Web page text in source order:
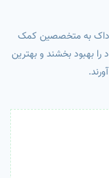
به متخصصین کمک
بهبود بخشند و بهترین